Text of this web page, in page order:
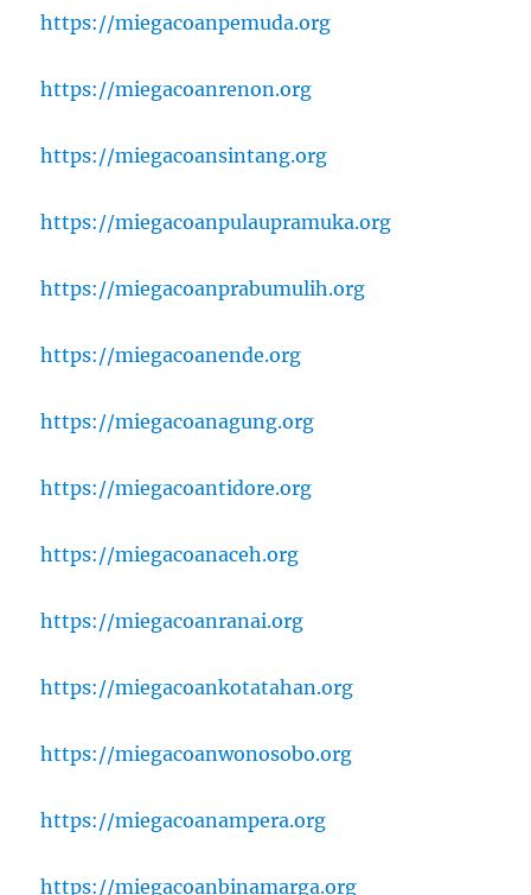
https://miegacoanpemuda.org
https://miegacoanrenon.org
https://miegacoansintang.org
https://miegacoanpulaupramuka.org
https://miegacoanprabumulih.org
https://miegacoanende.org
https://miegacoanagung.org
https://miegacoantidore.org
https://miegacoanaceh.org
https://miegacoanranai.org
https://miegacoankotatahan.org
https://miegacoanwonosobo.org
https://miegacoanampera.org
https://miegacoanbinamarga.org